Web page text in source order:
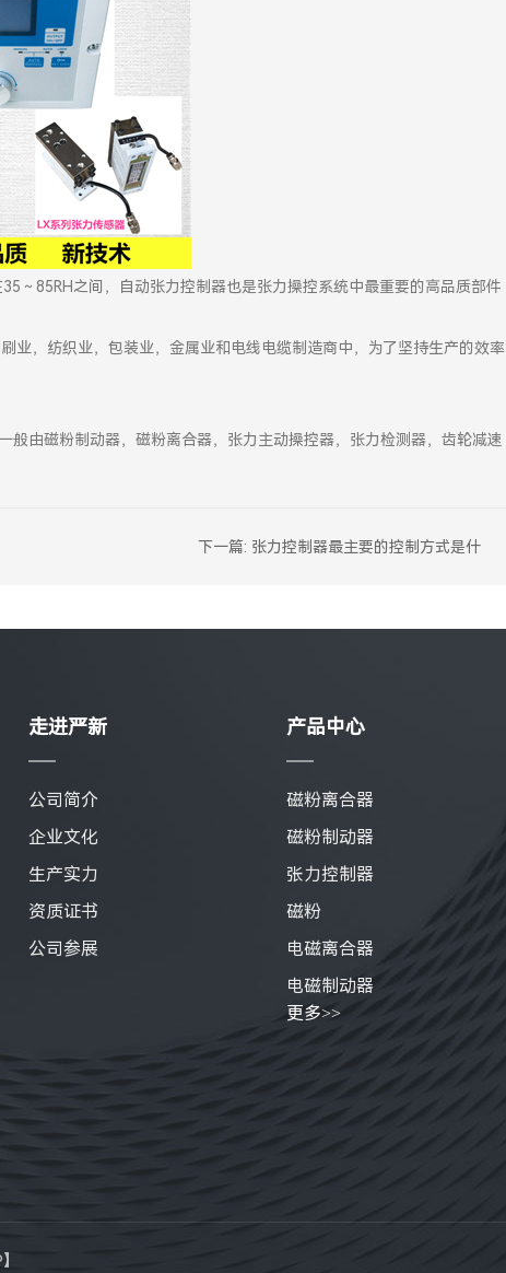
85RH之间，自动张力控制器也是张力操控系统中最重要的高品质部件
业，纺织业，包装业，金属业和电线电缆制造商中，为了坚持生产的效率
由磁粉制动器，磁粉离合器，张力主动操控器，张力检测器，齿轮减速
下一篇: 张力控制器最主要的控制方式是什
走进严新
公司简介
企业文化
生产实力
资质证书
公司参展
产品中心
磁粉离合器
磁粉制动器
张力控制器
磁粉
电磁离合器
电磁制动器
更多>>
】